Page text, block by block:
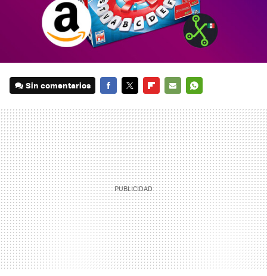
Sin comentarios
MAIL